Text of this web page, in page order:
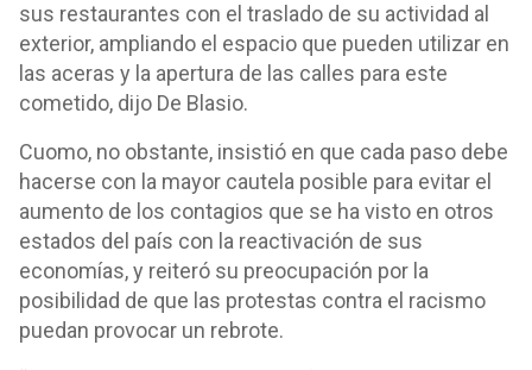
sus restaurantes con el traslado de su actividad al
exterior, ampliando el espacio que pueden utilizar en
las aceras y la apertura de las calles para este
cometido, dijo De Blasio.
Cuomo, no obstante, insistió en que cada paso debe
hacerse con la mayor cautela posible para evitar el
aumento de los contagios que se ha visto en otros
estados del país con la reactivación de sus
economías, y reiteró su preocupación por la
posibilidad de que las protestas contra el racismo
puedan provocar un rebrote.